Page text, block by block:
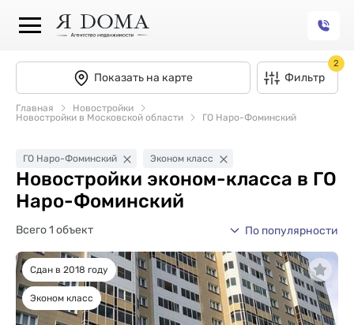
Показать на карте Фильтр
2
Главная
Новостройки
Новостройки в Московской области
ГО Наро-Фоминский
ГО Наро-Фоминский Эконом класс
Новостройки эконом-класса в ГО
Наро-Фоминский
Всего 1 объект По популярности
Сдан в 2018 году
Эконом класс